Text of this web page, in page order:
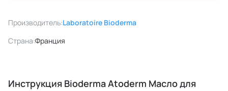
Производитель:Laboratoire Bioderma
Страна:Франция
Инструкция Bioderma Atoderm Масло для